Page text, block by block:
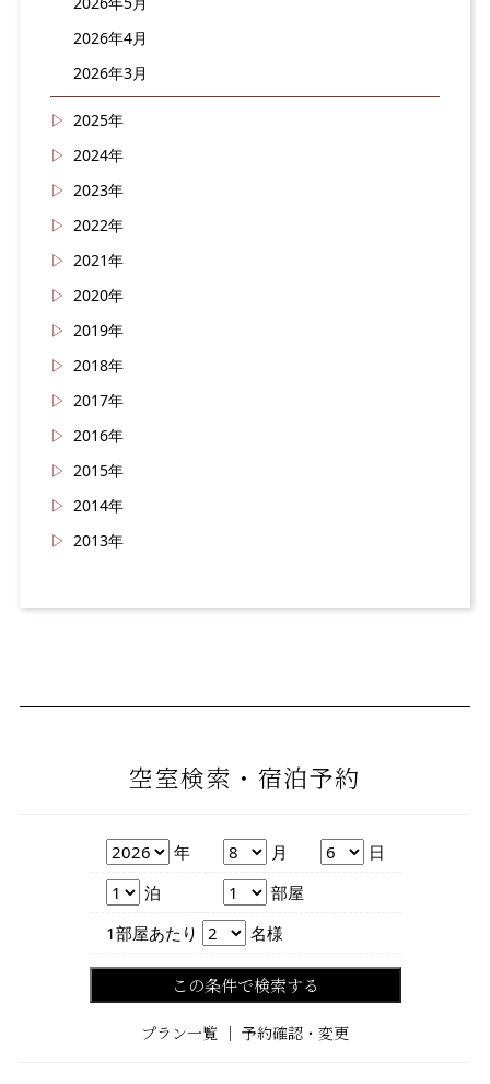
2026年4月
2026年3月
2025年
2024年
2023年
2022年
2021年
2020年
2019年
2018年
2017年
2016年
2015年
2014年
2013年
空室検索・宿泊予約
年 年 月 月 日
日
泊数 泊 部屋数 部屋
1部屋あたり
人数 名様
この条件で検索する
プラン一覧 ｜ 予約確認・変更